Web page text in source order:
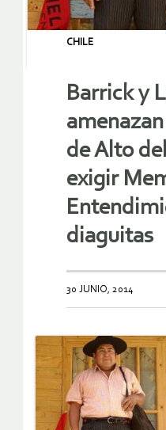
CHILE
Barrick y
de Alto
exigir
diaguitas
30 JUNIO, 2014